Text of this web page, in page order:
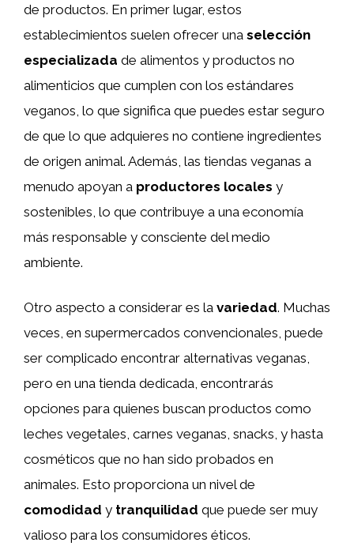
de productos. En primer lugar, estos
establecimientos suelen ofrecer una selección
especializada de alimentos y productos no
alimenticios que cumplen con los estándares
veganos, lo que significa que puedes estar seguro
de que lo que adquieres no contiene ingredientes
de origen animal. Además, las tiendas veganas a
menudo apoyan a productores locales y
sostenibles, lo que contribuye a una economía
más responsable y consciente del medio
ambiente.
Otro aspecto a considerar es la variedad. Muchas
veces, en supermercados convencionales, puede
ser complicado encontrar alternativas veganas,
pero en una tienda dedicada, encontrarás
opciones para quienes buscan productos como
leches vegetales, carnes veganas, snacks, y hasta
cosméticos que no han sido probados en
animales. Esto proporciona un nivel de
comodidad y tranquilidad que puede ser muy
valioso para los consumidores éticos.